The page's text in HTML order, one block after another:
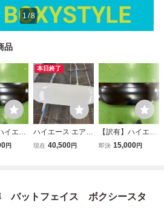
1 /8
品
イエー
準 エ
円
本日終了
ハイエース エアロ
ボンネット ナロー
プガレージで購入
現在 40,500円
【訳有】ハイエー
ス 200系 標準 エ
即決 15,000円
バットフェイス ボクシースタ